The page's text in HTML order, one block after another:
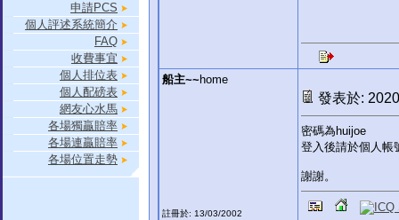
申請PCS
個人評述系統簡介
FAQ
收費事宜
個人排位表
個人配磅表
網友心水馬
各場獨贏賠率
各場連贏賠率
各場位置走勢
船主~~ home
註冊於: 13/03/2002
發表於:
密碼為huijoe
登入後請於個人帳
謝謝。